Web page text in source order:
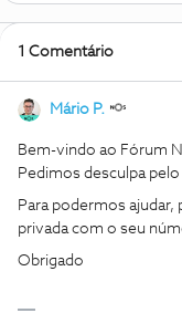
1 Comentário
Mário P.
Bem-vindo ao Fórum
Pedimos desculpa
Para podermos
privada com o seu
Obrigado